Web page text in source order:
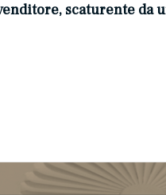
scaturente da